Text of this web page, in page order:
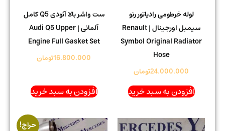
لوله خرطومی رادیاتور رنو
سیمبل اورجینال | Renault
Symbol Original Radiator
24.000.000تومان
افزودن به سبد خرید
ست واشر بالا آئودی Q5 کامل
آلمانی | Audi Q5 Upper
Engine Full Gasket Set
16.800.000تومان
افزودن به سبد خرید
حراج!